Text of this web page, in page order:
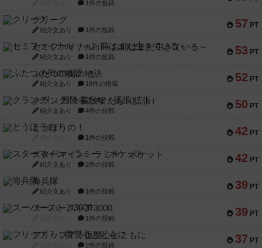
1件の投稿
57 PT
クリーグ
紹介文あり 1件の投稿
53 PT
セミファイナル ～お前はまだ生きている～
紹介文あり 1件の投稿
52 PT
ふたつの街の物語
紹介文あり 18件の投稿
50 PT
クランク! ：冒険者たち（拡張）
紹介文あり 4件の投稿
42 PT
とうほうの！
1件の投稿
42 PT
スターマイン・ラミー ポケット
紹介文あり 2件の投稿
39 PT
海兵隊
紹介文あり 1件の投稿
39 PT
スーパーストア3000
1件の投稿
37 PT
フリップ７：復讐心とともに
2件の投稿